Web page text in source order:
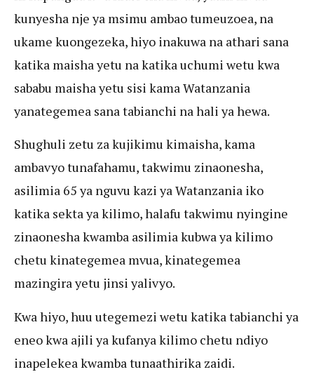
kunyesha nje ya msimu ambao tumeuzoea, na
ukame kuongezeka, hiyo inakuwa na athari sana
katika maisha yetu na katika uchumi wetu kwa
sababu maisha yetu sisi kama Watanzania
yanategemea sana tabianchi na hali ya hewa.
Shughuli zetu za kujikimu kimaisha, kama
ambavyo tunafahamu, takwimu zinaonesha,
asilimia 65 ya nguvu kazi ya Watanzania iko
katika sekta ya kilimo, halafu takwimu nyingine
zinaonesha kwamba asilimia kubwa ya kilimo
chetu kinategemea mvua, kinategemea
mazingira yetu jinsi yalivyo.
Kwa hiyo, huu utegemezi wetu katika tabianchi ya
eneo kwa ajili ya kufanya kilimo chetu ndiyo
inapelekea kwamba tunaathirika zaidi.